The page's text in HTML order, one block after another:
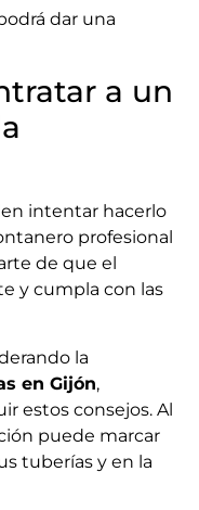
dar una
a un
intentar hacerlo
profesional
de que el
y cumpla con las
la
en Gijón,
estos consejos. Al
puede marcar
tuberías y en la